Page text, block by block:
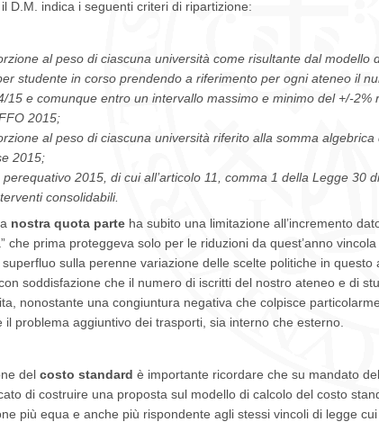
D.M. indica i seguenti criteri di ripartizione:
al peso di ciascuna università come risultante dal modello
studente in corso prendendo a riferimento per ogni ateneo il
15 e comunque entro un intervallo massimo e minimo del +/-
2015;
al peso di ciascuna università riferito alla somma
2015;
2015, di cui all’articolo 11, comma 1 della Legge 30
consolidabili.
nostra quota parte ha subito una limitazione all’incremento
che prima proteggeva solo per le riduzioni da quest’anno
sulla perenne variazione delle scelte politiche in questo
soddisfazione che il numero di iscritti del nostro ateneo e di
nonostante una congiuntura negativa che colpisce
il problema aggiuntivo dei trasporti, sia interno che esterno.
del costo standard è importante ricordare che su mandato
di costruire una proposta sul modello di calcolo del costo
più equa e anche più rispondente agli stessi vincoli di legge